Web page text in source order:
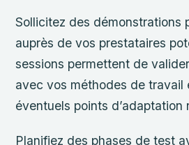
Sollicitez des démonstrations
auprès de vos prestataires
sessions permettent de
avec vos méthodes de travail
éventuels points d’adaptation
Planifiez des phases de test